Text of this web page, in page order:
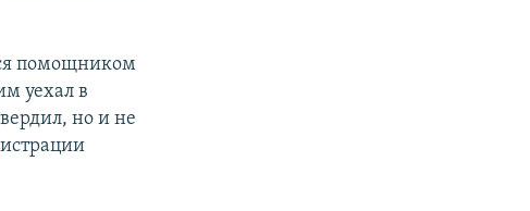
помощником
уехал в
но и не